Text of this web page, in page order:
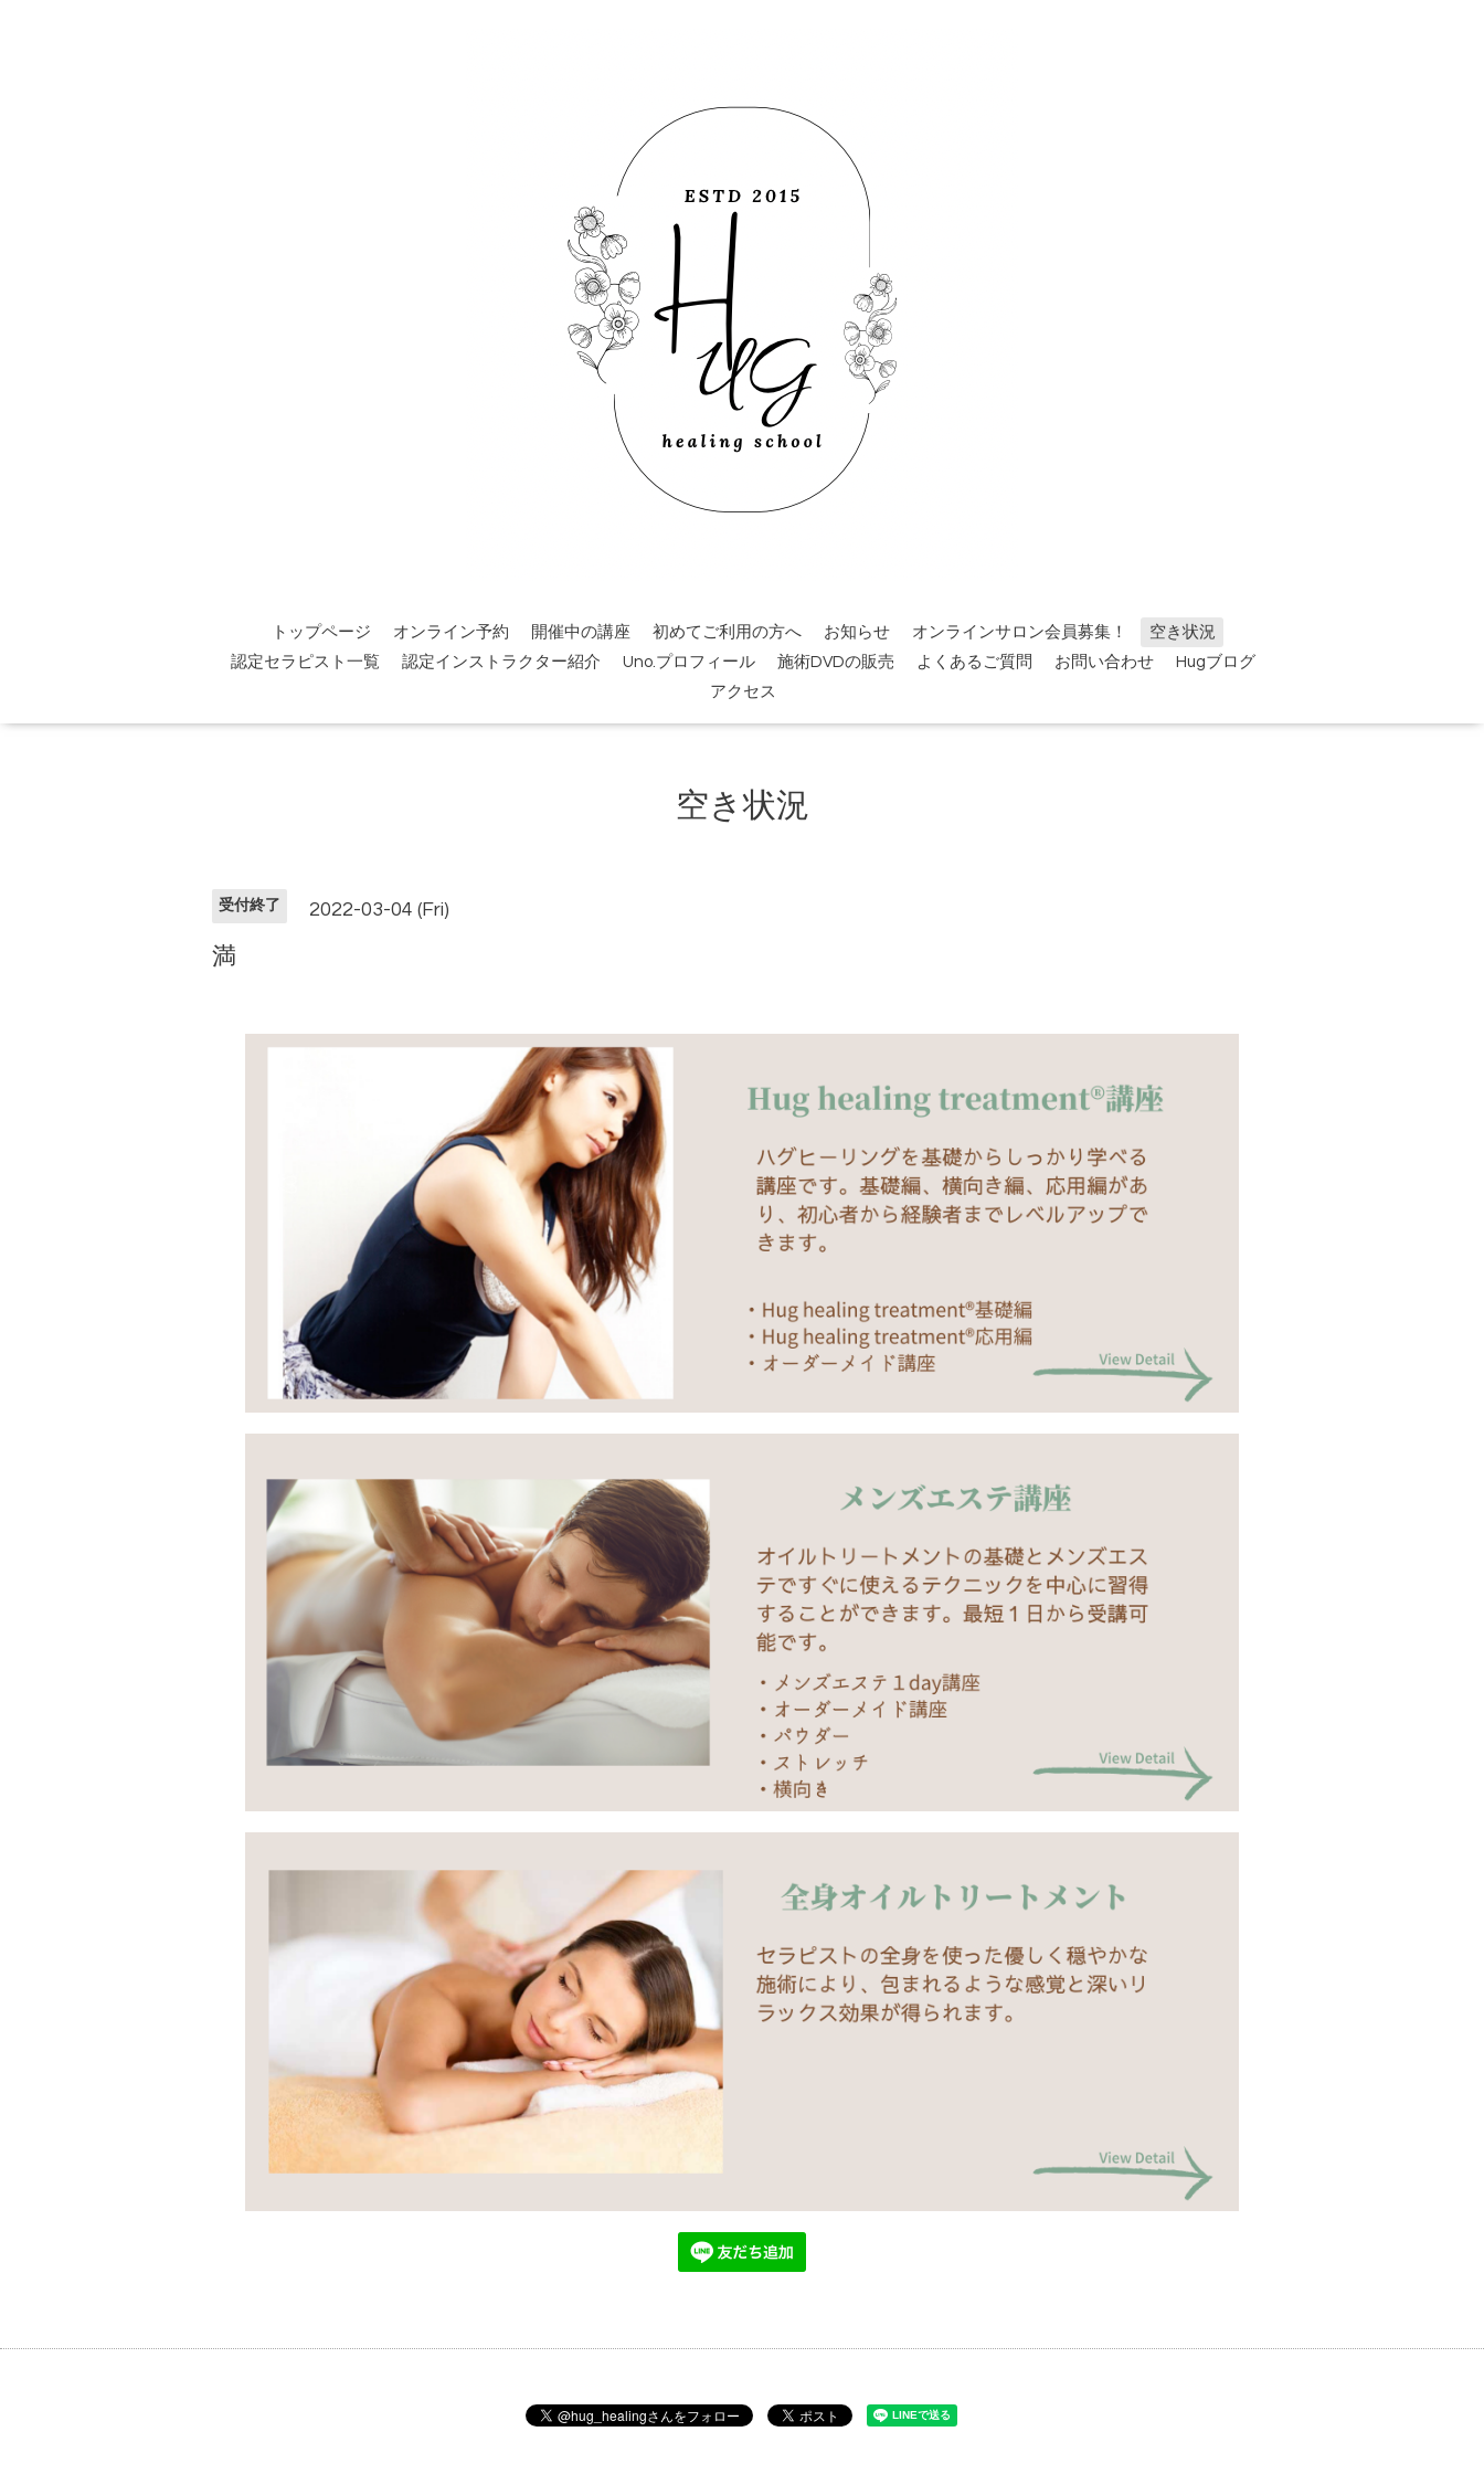
トップページ オンライン予約 開催中の講座 初めてご利用の方へ お知らせ オンラインサロン会員募集！
空き状況
認定セラピスト一覧
認定インストラクター紹介 Uno.プロフィール 施術DVDの販売 よくあるご質問 お問い合わせ
Hugブログ
アクセス
空き状況
受付終了 2022-03-04 (Fri)
満